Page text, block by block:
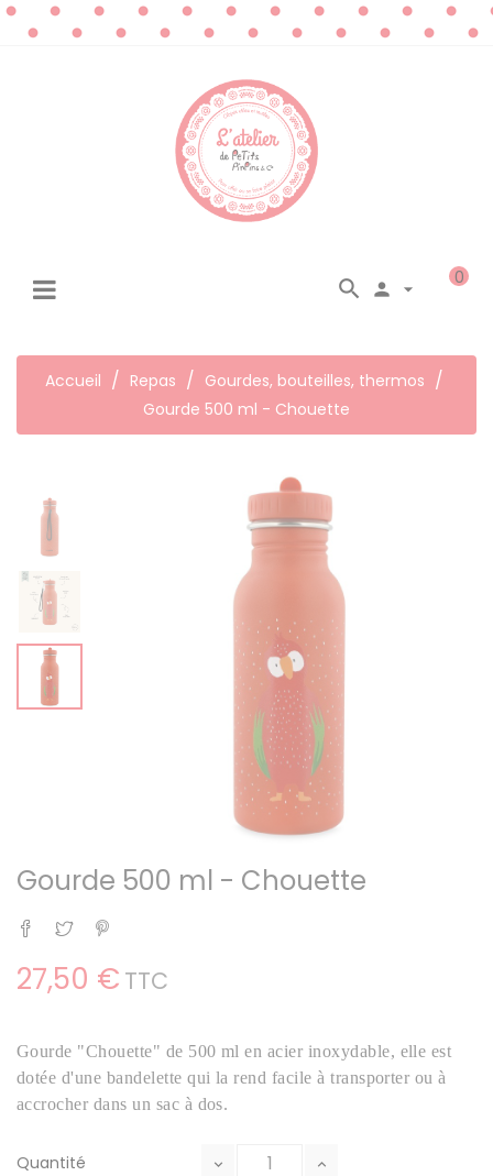
0
 

Accueil Repas
Gourdes, bouteilles, thermos
Gourde 500 ml - Chouette
Gourde 500 ml - Chouette
Partager
Tweet
27,50 € TTC
Gourde "Chouette" de 500 ml en acier inoxydable, elle est
dotée d'une bandelette qui la rend facile à transporter ou à
accrocher dans un sac à dos.
Quantité